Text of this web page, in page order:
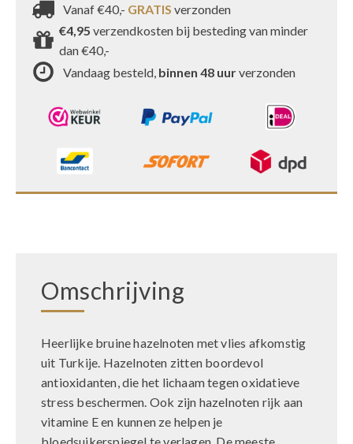
Vanaf €40,- GRATIS verzonden
€4,95 verzendkosten bij besteding van minder
dan €40,-
Vandaag besteld, binnen 48 uurverzonden
Omschrijving
Heerlijke bruine hazelnoten met vlies afkomstig
uit Turkije. Hazelnoten zitten boordevol
antioxidanten, die het lichaam tegen oxidatieve
stress beschermen. Ook zijn hazelnoten rijk aan
vitamine E en kunnen ze helpen je